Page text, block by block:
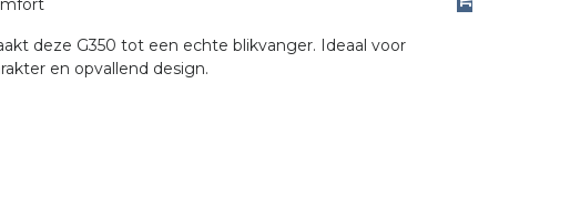
deze G350 tot een echte blikvanger. Ideaal voor
en opvallend design.